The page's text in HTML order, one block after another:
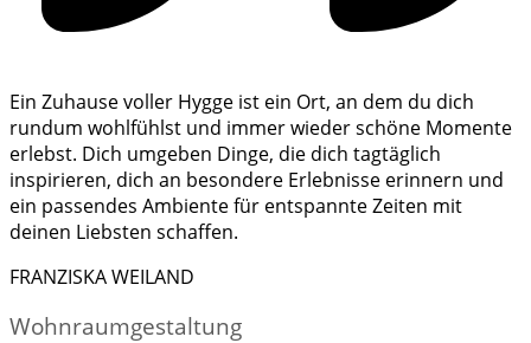
Ein Zuhause voller Hygge ist ein Ort, an dem du dich
rundum wohlfühlst und immer wieder schöne Momente
erlebst. Dich umgeben Dinge, die dich tagtäglich
inspirieren, dich an besondere Erlebnisse erinnern und
ein passendes Ambiente für entspannte Zeiten mit
deinen Liebsten schaffen.
FRANZISKA WEILAND
Wohnraumgestaltung